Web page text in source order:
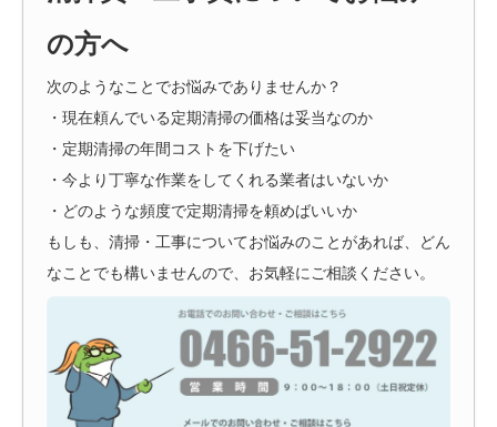
の方へ
次のようなことでお悩みでありませんか？
・現在頼んでいる定期清掃の価格は妥当なのか
・定期清掃の年間コストを下げたい
・今より丁寧な作業をしてくれる業者はいないか
・どのような頻度で定期清掃を頼めばいいか
もしも、清掃・工事についてお悩みのことがあれば、どん
なことでも構いませんので、お気軽にご相談ください。